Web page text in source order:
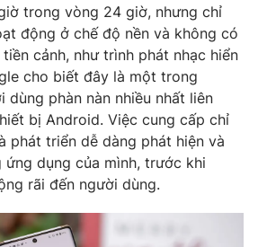
Infographic
Shorts video
VTV Thể thao
Bất động sản
Tấm lòng Việt
trong vòng 24 giờ, nhưng chỉ
động ở chế độ nền và không có
cảnh, như trình phát nhạc hiển
cho biết đây là một trong
dùng phàn nàn nhiều nhất liên
bị Android. Việc cung cấp chỉ
phát triển dễ dàng phát hiện và
dụng của mình, trước khi
rãi đến người dùng.